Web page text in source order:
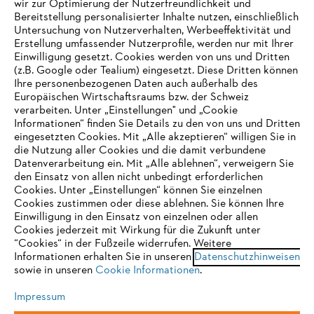
Häufig gestellte Fragen
Support
Datenschutz Impressum Cookies
Rechtliche Informationen
STIHL VERTRIEBS AG, 8617 Mönchaltorf
IHR BROWSER WIRD NICHT
UNTERSTÜTZT
Sie nutzen einen Browser, den wir noch nicht unterstützen. Für
eine optimale Nutzung unserer Seite empfehlen wir Ihnen, zu
einem der folgenden Browser zu wechseln:
wir zur Optimierung der Nutzerfreundlichkeit und
Bereitstellung personalisierter Inhalte nutzen, einschließlich
Untersuchung von Nutzerverhalten, Werbeeffektivität und
Erstellung umfassender Nutzerprofile, werden nur mit Ihrer
Einwilligung gesetzt. Cookies werden von uns und Dritten
(z.B. Google oder Tealium) eingesetzt. Diese Dritten können
Ihre personenbezogenen Daten auch außerhalb des
Europäischen Wirtschaftsraums bzw. der Schweiz
verarbeiten. Unter „Einstellungen" und „Cookie
Informationen“ finden Sie Details zu den von uns und Dritten
eingesetzten Cookies. Mit „Alle akzeptieren“ willigen Sie in
die Nutzung aller Cookies und die damit verbundene
Datenverarbeitung ein. Mit „Alle ablehnen“, verweigern Sie
den Einsatz von allen nicht unbedingt erforderlichen
Cookies. Unter „Einstellungen“ können Sie einzelnen
Cookies zustimmen oder diese ablehnen. Sie können Ihre
Einwilligung in den Einsatz von einzelnen oder allen
Cookies jederzeit mit Wirkung für die Zukunft unter
“Cookies“ in der Fußzeile widerrufen. Weitere
Informationen erhalten Sie in unseren Datenschutzhinweisen
sowie in unseren Cookie Informationen.
Impressum